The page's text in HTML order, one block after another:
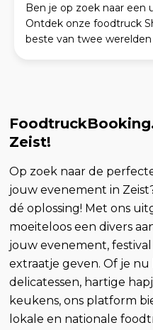
Ben je op zoek naar een
Ontdek onze foodtruck
beste van twee
Zeist!
Op zoek naar de
jouw evenement in
dé oplossing! Met ons
moeiteloos een divers
jouw evenement,
extraatje geven. Of je
delicatessen, hartige
keukens, ons platform
lokale en nationale